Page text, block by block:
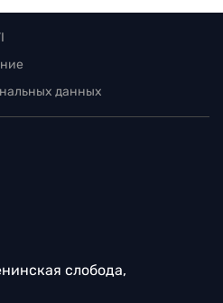
данных
слобода,